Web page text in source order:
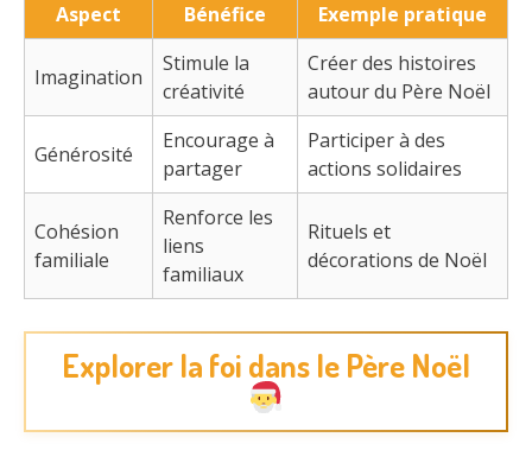
Aspect Bénéfice Exemple pratique
Imagination
Stimule la
créativité
Créer des histoires
autour du Père Noël
Générosité
Encourage à
partager
Participer à des
actions solidaires
Cohésion
familiale
Renforce les
liens
familiaux
Rituels et
décorations de Noël
Explorer la foi dans le Père Noël